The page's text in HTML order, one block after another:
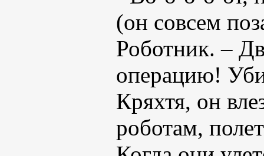
(он совсем
Роботник. –
операцию!
Кряхтя, он
роботам,